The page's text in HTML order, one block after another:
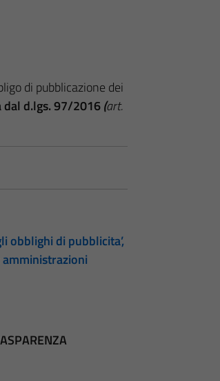
di pubblicazione dei
dal d.lgs. 97/2016(art.
obblighi di pubblicita’,